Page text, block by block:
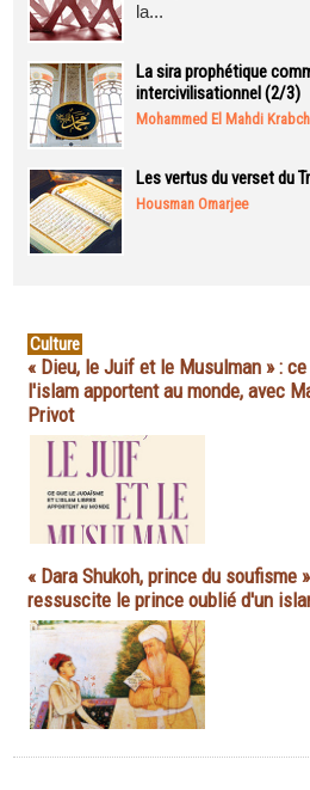
la...
La sira prophétique
intercivilisationnel (2/3)
Mohammed El Mahdi Krabch
Les vertus du verset du
Housman Omarjee
Culture
« Dieu, le Juif et le Musulman » :
l'islam apportent au monde, avec
Privot
« Dara Shukoh, prince du soufisme
ressuscite le prince oublié d'un